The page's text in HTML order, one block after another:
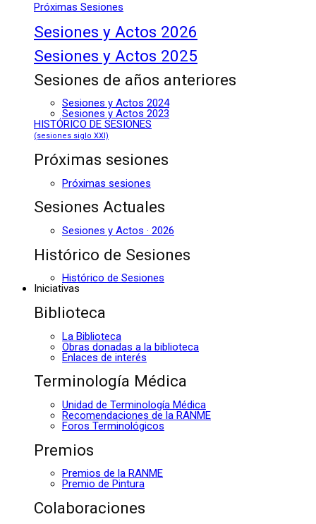
Próximas Sesiones
Sesiones y Actos 2026
Sesiones y Actos 2025
Sesiones de años anteriores
Sesiones y Actos 2024
Sesiones y Actos 2023
HISTÓRICO DE SESIONES
(sesiones siglo XXI)
Próximas sesiones
Próximas sesiones
Sesiones Actuales
Sesiones y Actos · 2026
Histórico de Sesiones
Histórico de Sesiones
Iniciativas
Biblioteca
La Biblioteca
Obras donadas a la biblioteca
Enlaces de interés
Terminología Médica
Unidad de Terminología Médica
Recomendaciones de la RANME
Foros Terminológicos
Premios
Premios de la RANME
Premio de Pintura
Colaboraciones